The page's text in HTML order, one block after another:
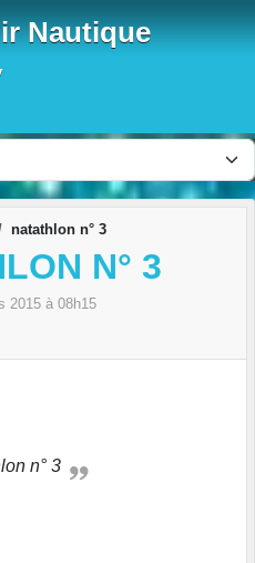
Nautique
natathlon n° 3
N° 3
2015 à 08h15
n° 3